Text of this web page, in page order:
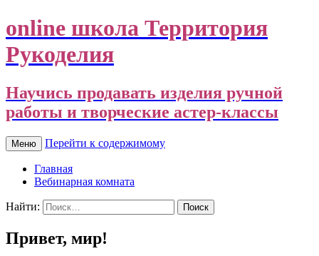
online школа Территория
Рукоделия
Научись продавать изделия ручной
работы и творческие астер-классы
Меню Перейти к содержимому
Главная
Вебинарная комната
Найти:
Привет, мир!